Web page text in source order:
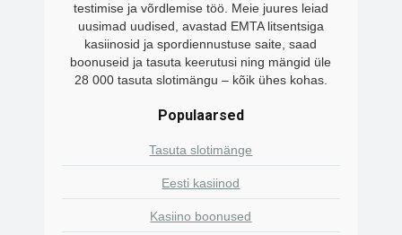
testimise ja võrdlemise töö. Meie juures leiad
uusimad uudised, avastad EMTA litsentsiga
kasiinosid ja spordiennustuse saite, saad
boonuseid ja tasuta keerutusi ning mängid üle
28 000 tasuta slotimängu – kõik ühes kohas.
Populaarsed
Tasuta slotimänge
Eesti kasiinod
Kasiino boonused